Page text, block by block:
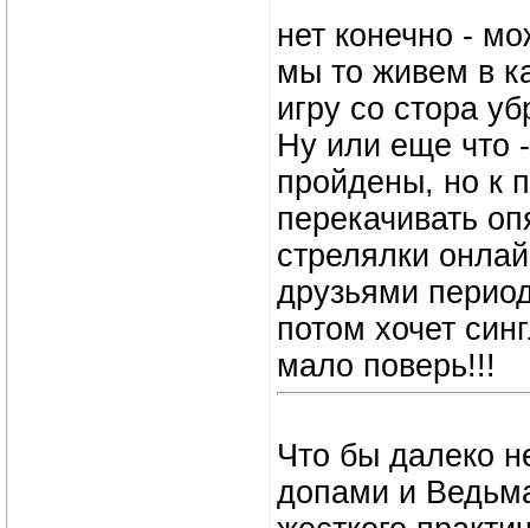
нет конечно -
мы то живем в
игру со стора
Ну или еще что
пройдены, но к
перекачивать
стрелялки
друзьями
потом хочет
мало поверь!!!
Что бы далеко
допами и